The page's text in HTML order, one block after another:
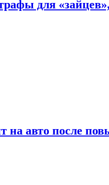
для
на авто после